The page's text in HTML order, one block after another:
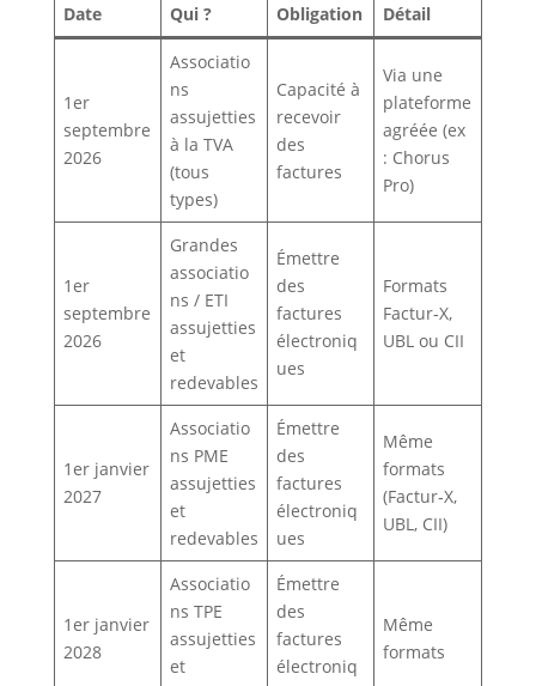
Date Qui ? Obligation Détail
1er
septembre
2026
Associatio
ns
assujetties
à la TVA
(tous
types)
Capacité à
recevoir
des
factures
Via une
plateforme
agréée (ex
: Chorus
Pro)
1er
septembre
2026
Grandes
associatio
ns / ETI
assujetties
et
redevables
Émettre
des
factures
électroniq
ues
Formats
Factur‑X,
UBL ou CII
1er janvier
2027
Associatio
ns PME
assujetties
et
redevables
Émettre
des
factures
électroniq
ues
Même
formats
(Factur‑X,
UBL, CII)
1er janvier
2028
Associatio
ns TPE
assujetties
et
Émettre
des
factures
électroniq
Même
formats